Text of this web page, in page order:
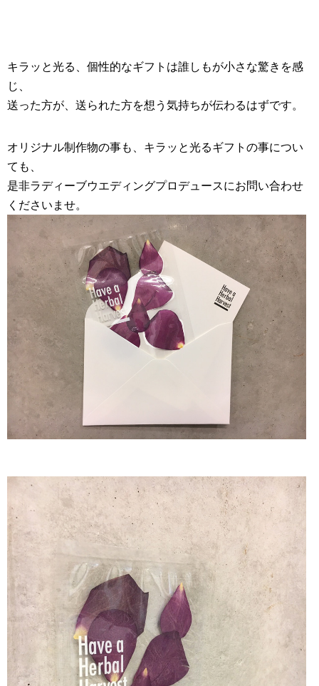
キラッと光る、個性的なギフトは誰しもが小さな驚きを感
じ、
送った方が、送られた方を想う気持ちが伝わるはずです。
オリジナル制作物の事も、キラッと光るギフトの事につい
ても、
是非ラディーブウエディングプロデュースにお問い合わせ
くださいませ。